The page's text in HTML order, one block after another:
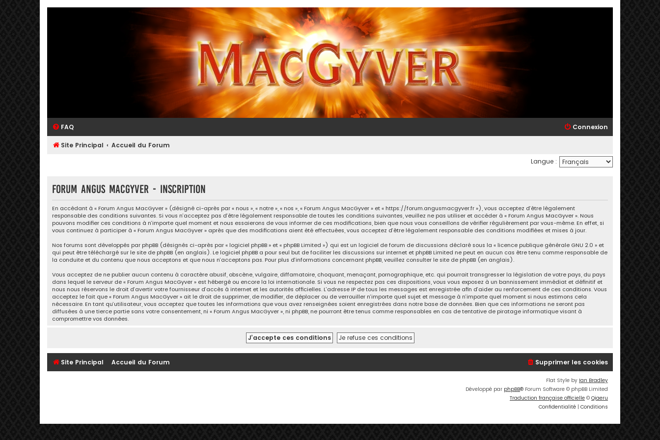
FAQ Connexion
Site Principal
Accueil du Forum
Langue :
Forum Angus MacGyver - Inscription
En accédant à « Forum Angus MacGyver » (désigné ci-après par « nous », « notre », « nos », « Forum Angus MacGyver » et « https://forum.angusmacgyver.fr »), vous acceptez d’être légalement
responsable des conditions suivantes. Si vous n’acceptez pas d’être légalement responsable de toutes les conditions suivantes, veuillez ne pas utiliser et accéder à « Forum Angus MacGyver ». Nous
pouvons modifier ces conditions à n’importe quel moment et nous essaierons de vous informer de ces modifications, bien que nous vous conseillons de vérifier régulièrement par vous-même. En effet, si
vous continuez à participer à « Forum Angus MacGyver » après que des modifications aient été effectuées, vous acceptez d’être légalement responsable des conditions modifiées et mises à jour.
Nos forums sont développés par phpBB (désignés ci-après par « logiciel phpBB » et « phpBB Limited ») qui est un logiciel de forum de discussions déclaré sous la « licence publique générale GNU 2.0 » et
qui peut être téléchargé sur le site de phpBB (en anglais). Le logiciel phpBB a pour seul but de faciliter les discussions sur internet et phpBB Limited ne peut en aucun cas être tenu comme responsable de
la conduite et du contenu que nous acceptons et que nous n’acceptons pas. Pour plus d’informations concernant phpBB, veuillez consulter le site de phpBB (en anglais).
Vous acceptez de ne publier aucun contenu à caractère abusif, obscène, vulgaire, diffamatoire, choquant, menaçant, pornographique, etc. qui pourrait transgresser la législation de votre pays, du pays
dans lequel le serveur de « Forum Angus MacGyver » est hébergé ou encore la loi internationale. Si vous ne respectez pas ces dispositions, vous vous exposez à un bannissement immédiat et définitif et
nous nous réservons le droit d’avertir votre fournisseur d’accès à internet et les autorités officielles. L’adresse IP de tous les messages est enregistrée afin d’aider au renforcement de ces conditions. Vous
acceptez le fait que « Forum Angus MacGyver » ait le droit de supprimer, de modifier, de déplacer ou de verrouiller n’importe quel sujet et message à n’importe quel moment si nous estimons cela
nécessaire. En tant qu’utilisateur, vous acceptez que toutes les informations que vous avez renseignées soient enregistrées dans notre base de données. Bien que ces informations ne seront pas
diffusées à une tierce partie sans votre consentement, ni « Forum Angus MacGyver », ni phpBB, ne pourront être tenus comme responsables en cas de tentative de piratage informatique visant à
compromettre vos données.
Site Principal Accueil du Forum Supprimer les cookies
Flat Style by Ian Bradley
Développé par phpBB® Forum Software © phpBB Limited
Traduction française officielle © Qiaeru
Confidentialité | Conditions